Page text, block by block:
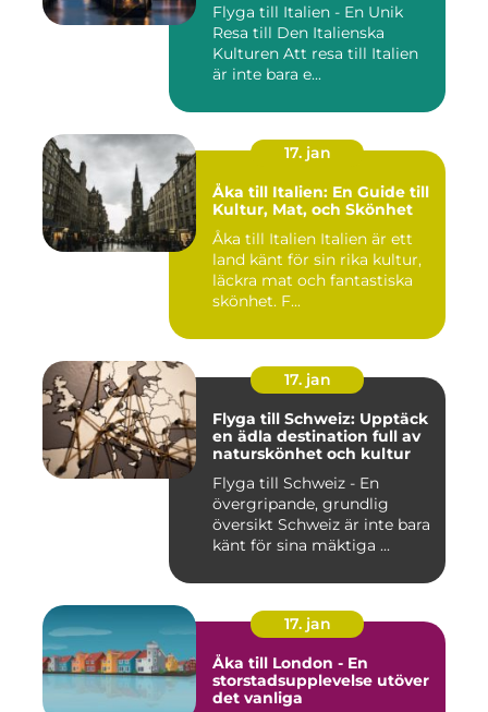
Flyga till Italien - En Unik
Resa till Den Italienska
Kulturen Att resa till Italien
är inte bara e...
17. jan
Åka till Italien: En Guide till
Kultur, Mat, och Skönhet
Åka till Italien Italien är ett
land känt för sin rika kultur,
läckra mat och fantastiska
skönhet. F...
17. jan
Flyga till Schweiz: Upptäck
en ädla destination full av
naturskönhet och kultur
Flyga till Schweiz - En
övergripande, grundlig
översikt Schweiz är inte bara
känt för sina mäktiga ...
17. jan
Åka till London - En
storstadsupplevelse utöver
det vanliga